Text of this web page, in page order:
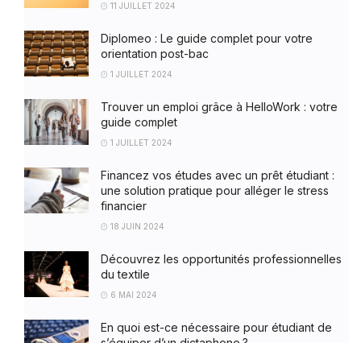
11 JUILLET 2024
Diplomeo : Le guide complet pour votre
orientation post-bac
1 JUILLET 2024
Trouver un emploi grâce à HelloWork : votre
guide complet
1 JUILLET 2024
Financez vos études avec un prêt étudiant :
une solution pratique pour alléger le stress
financier
18 JUIN 2024
Découvrez les opportunités professionnelles
du textile
6 MAI 2024
En quoi est-ce nécessaire pour étudiant de